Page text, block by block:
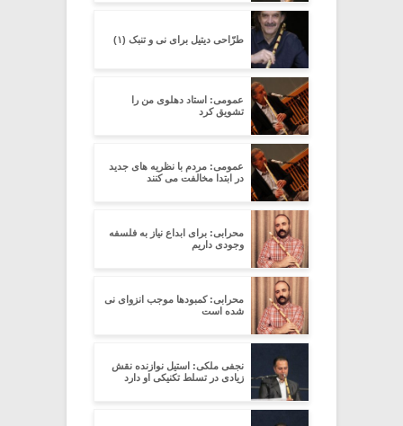
طرّاحی دیتیل برای نی و تنبک (۱)
عمومی: استاد دهلوی من را
تشویق کرد
عمومی: مردم با نظریه های جدید
در ابتدا مخالفت می کنند
محرابی: برای ابداع نیاز به فلسفه
وجودی داریم
محرابی: کمبودها موجب انزوای نی
شده است
نجفی ملکی: استیل نوازنده نقش
زیادی در تسلط تکنیکی او دارد